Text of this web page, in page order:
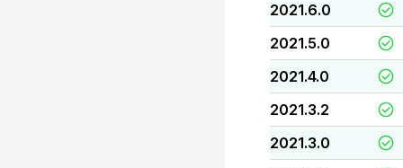
2021.6.0
2021.5.0
2021.4.0
2021.3.2
2021.3.0